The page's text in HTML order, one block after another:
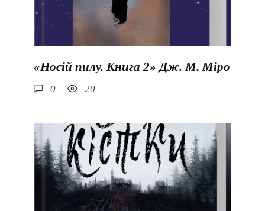
«Носій пилу. Книга 2» Дж. М. Міро
0 20